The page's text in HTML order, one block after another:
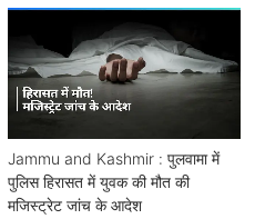
Jammu and Kashmir : पुलवामा में
पुलिस हिरासत में युवक की मौत की
मजिस्ट्रेट जांच के आदेश